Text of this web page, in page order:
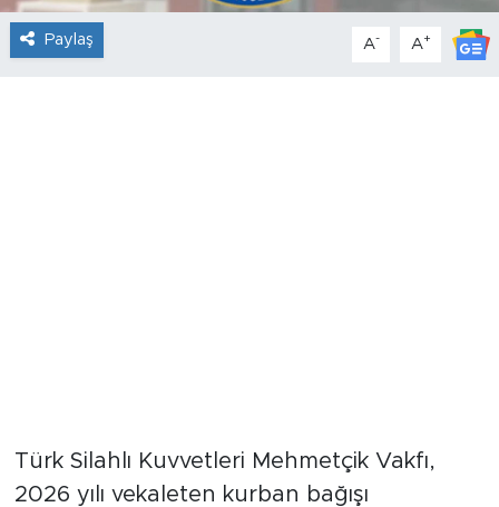
Paylaş A- A+
Türk Silahlı Kuvvetleri Mehmetçik Vakfı,
2026 yılı vekaleten kurban bağışı